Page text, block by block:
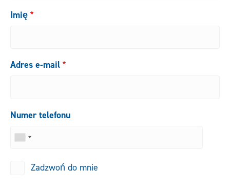
Imię
Adres e-mail
Numer telefonu
Zadzwoń do mnie